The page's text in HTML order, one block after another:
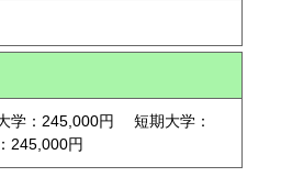
学：245,000円 短期大学：
245,000円